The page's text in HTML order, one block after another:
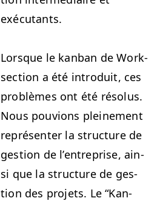
exécutants.
Lorsque le kan­ban de Work­
sec­tion a été intro­duit, ces
prob­lèmes ont été réso­lus.
Nous pou­vions pleine­ment
représen­ter la struc­ture de
ges­tion de l’en­tre­prise, ain­
si que la struc­ture de ges­
tion des pro­jets. Le“Kan­